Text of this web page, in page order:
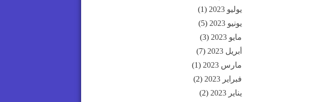
يوليو 2023
(1)
يونيو 2023
(5)
مايو 2023
(3)
أبريل 2023
(7)
مارس 2023
(1)
فبراير 2023
(2)
يناير 2023
(2)